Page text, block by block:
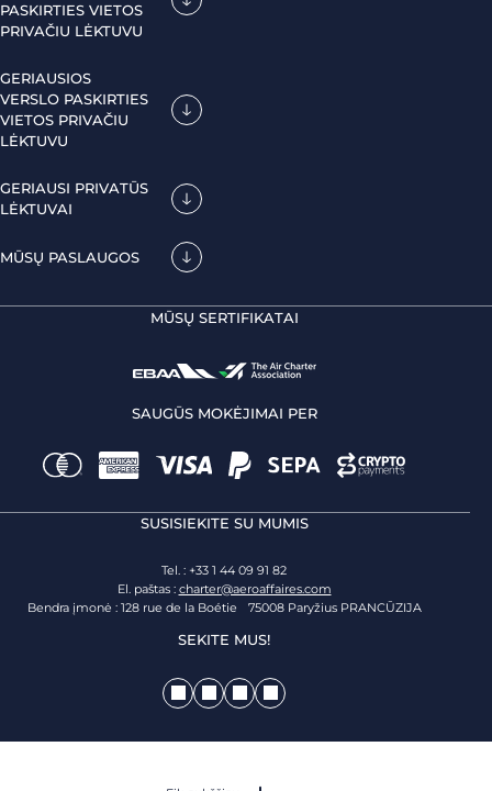
PASKIRTIES VIETOS
PRIVAČIU LĖKTUVU
GERIAUSIOS
VERSLO PASKIRTIES
VIETOS PRIVAČIU
LĖKTUVU
GERIAUSI PRIVATŪS
LĖKTUVAI
MŪSŲ PASLAUGOS
MŪSŲ SERTIFIKATAI
SAUGŪS MOKĖJIMAI PER
SUSISIEKITE SU MUMIS
Tel. : +33 1 44 09 91 82
El. paštas : charter@aeroaffaires.com
Bendra įmonė : 128 rue de la Boétie 75008 Paryžius PRANCŪZIJA
SEKITE MUS!